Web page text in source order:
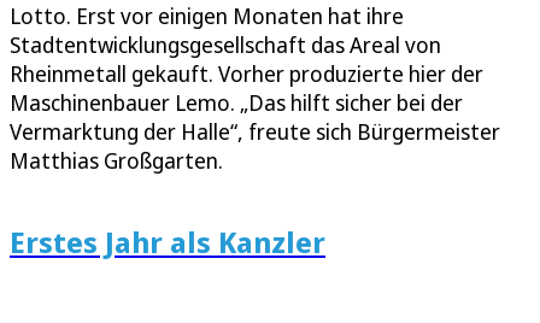
Lotto. Erst vor einigen Monaten hat ihre
Stadtentwicklungsgesellschaft das Areal von
Rheinmetall gekauft. Vorher produzierte hier der
Maschinenbauer Lemo. „Das hilft sicher bei der
Vermarktung der Halle“, freute sich Bürgermeister
Matthias Großgarten.
Erstes Jahr als Kanzler